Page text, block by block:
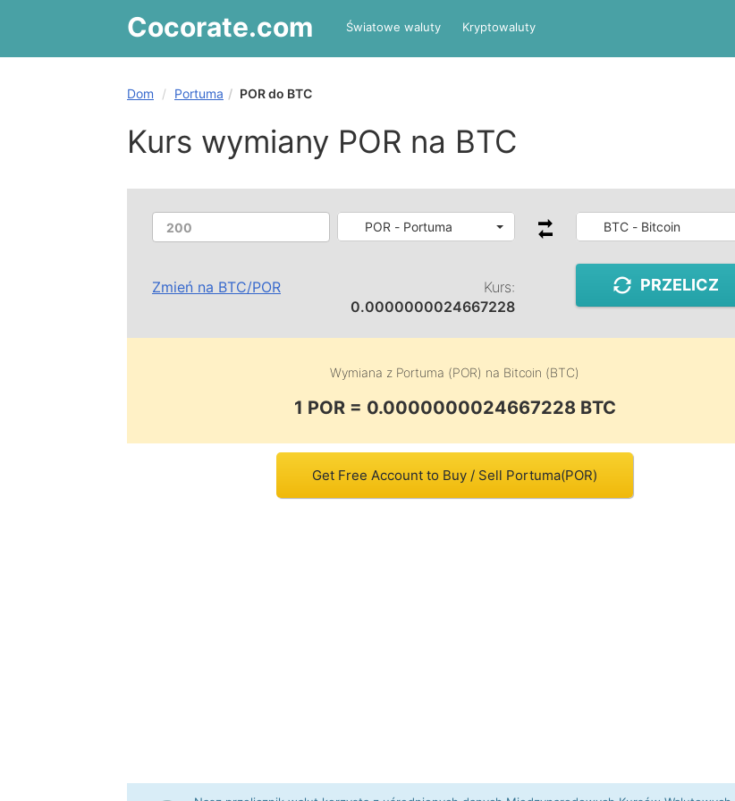
Cocorate.com Światowe waluty Kryptowaluty
Dom Portuma POR do BTC
Kurs wymiany POR na BTC
POR - Portuma BTC - Bitcoin
Zmień na BTC/POR
Kurs:
0.0000000024667228
PRZELICZ
Wymiana z Portuma (POR) na Bitcoin (BTC)
1 POR = 0.0000000024667228 BTC
Get Free Account to Buy / Sell Portuma(POR)